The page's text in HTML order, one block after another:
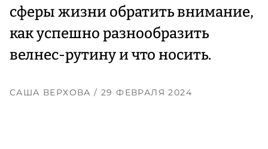
сферы жизни обратить внимание,
как успешно разнообразить
велнес-рутину и что носить.
САША ВЕРХОВА/ 29 ФЕВРАЛЯ 2024